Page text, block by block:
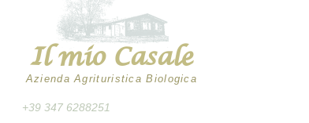
Azienda Agrituristica Biologica
Il mio Casale
+39 347 6288251